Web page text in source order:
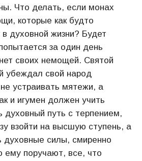
Что делать, если монах
которые как будто
духовной жизни? Будет
за один день
своих немощей. Святой
убеждал свой народ
устраивать мятежи, а
и игумен должен учить
духовный путь с терпением,
взойти на высшую ступень, а
духовные силы, смиренно
ему поручают, все, что